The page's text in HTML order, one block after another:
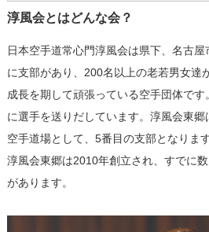
淳風会とはどんな会？
日本空手道常心門淳風会は県下、名古
に支部があり、200名以上の老若男女達
成長を期して頑張っている空手団体で
に選手を送りだしています。淳風会東
空手道場として、5番目の支部となります
淳風会東郷は2010年創立され、すでに
があります。